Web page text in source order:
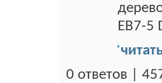
EB7-5
0 ответов |